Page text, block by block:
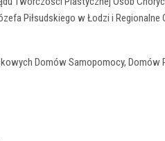
Piłsudskiego w Łodzi i Regionalne
Domów Samopomocy, Domów